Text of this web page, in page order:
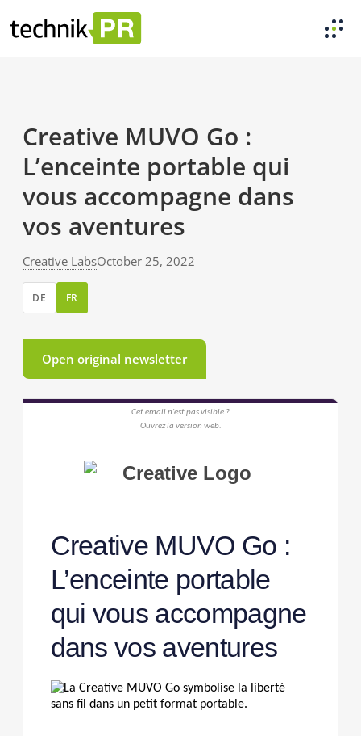
Creative MUVO Go :
L’enceinte portable qui
vous accompagne dans
vos aventures
Creative LabsOctober 25, 2022
DE FR
Open original newsletter